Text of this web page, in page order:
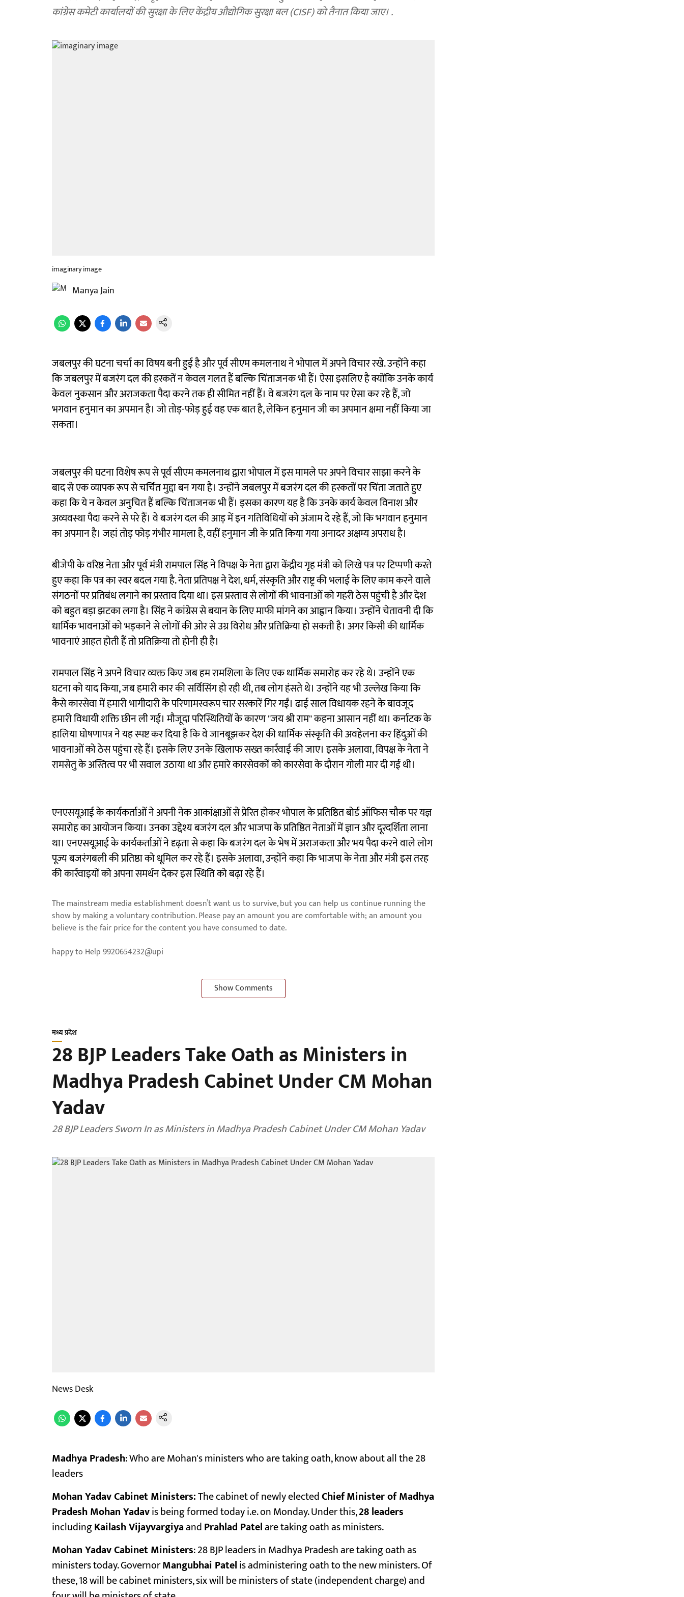
कांग्रेस कमेटी कार्यालयों की सुरक्षा के लिए केंद्रीय औद्योगिक सुरक्षा बल (CISF) को तैनात किया जाए। .
imaginary image
Manya Jain
जबलपुर की घटना चर्चा का विषय बनी हुई है और पूर्व सीएम कमलनाथ ने भोपाल में अपने विचार रखे. उन्होंने कहा
कि जबलपुर में बजरंग दल की हरकतें न केवल गलत हैं बल्कि चिंताजनक भी हैं। ऐसा इसलिए है क्योंकि उनके कार्य
केवल नुकसान और अराजकता पैदा करने तक ही सीमित नहीं हैं। वे बजरंग दल के नाम पर ऐसा कर रहे हैं, जो
भगवान हनुमान का अपमान है। जो तोड़-फोड़ हुई वह एक बात है, लेकिन हनुमान जी का अपमान क्षमा नहीं किया जा
सकता।
जबलपुर की घटना विशेष रूप से पूर्व सीएम कमलनाथ द्वारा भोपाल में इस मामले पर अपने विचार साझा करने के
बाद से एक व्यापक रूप से चर्चित मुद्दा बन गया है। उन्होंने जबलपुर में बजरंग दल की हरकतों पर चिंता जताते हुए
कहा कि ये न केवल अनुचित हैं बल्कि चिंताजनक भी हैं। इसका कारण यह है कि उनके कार्य केवल विनाश और
अव्यवस्था पैदा करने से परे हैं। वे बजरंग दल की आड़ में इन गतिविधियों को अंजाम दे रहे हैं, जो कि भगवान हनुमान
का अपमान है। जहां तोड़ फोड़ गंभीर मामला है, वहीं हनुमान जी के प्रति किया गया अनादर अक्षम्य अपराध है।
बीजेपी के वरिष्ठ नेता और पूर्व मंत्री रामपाल सिंह ने विपक्ष के नेता द्वारा केंद्रीय गृह मंत्री को लिखे पत्र पर टिप्पणी करते
हुए कहा कि पत्र का स्वर बदल गया है. नेता प्रतिपक्ष ने देश, धर्म, संस्कृति और राष्ट्र की भलाई के लिए काम करने वाले
संगठनों पर प्रतिबंध लगाने का प्रस्ताव दिया था। इस प्रस्ताव से लोगों की भावनाओं को गहरी ठेस पहुंची है और देश
को बहुत बड़ा झटका लगा है। सिंह ने कांग्रेस से बयान के लिए माफी मांगने का आह्वान किया। उन्होंने चेतावनी दी कि
धार्मिक भावनाओं को भड़काने से लोगों की ओर से उग्र विरोध और प्रतिक्रिया हो सकती है। अगर किसी की धार्मिक
भावनाएं आहत होती हैं तो प्रतिक्रिया तो होनी ही है।
रामपाल सिंह ने अपने विचार व्यक्त किए जब हम रामशिला के लिए एक धार्मिक समारोह कर रहे थे। उन्होंने एक
घटना को याद किया, जब हमारी कार की सर्विसिंग हो रही थी, तब लोग हंसते थे। उन्होंने यह भी उल्लेख किया कि
कैसे कारसेवा में हमारी भागीदारी के परिणामस्वरूप चार सरकारें गिर गईं। ढाई साल विधायक रहने के बावजूद
हमारी विधायी शक्ति छीन ली गई। मौजूदा परिस्थितियों के कारण "जय श्री राम" कहना आसान नहीं था। कर्नाटक के
हालिया घोषणापत्र ने यह स्पष्ट कर दिया है कि वे जानबूझकर देश की धार्मिक संस्कृति की अवहेलना कर हिंदुओं की
भावनाओं को ठेस पहुंचा रहे हैं। इसके लिए उनके खिलाफ सख्त कार्रवाई की जाए। इसके अलावा, विपक्ष के नेता ने
रामसेतु के अस्तित्व पर भी सवाल उठाया था और हमारे कारसेवकों को कारसेवा के दौरान गोली मार दी गई थी।
एनएसयूआई के कार्यकर्ताओं ने अपनी नेक आकांक्षाओं से प्रेरित होकर भोपाल के प्रतिष्ठित बोर्ड ऑफिस चौक पर यज्ञ
समारोह का आयोजन किया। उनका उद्देश्य बजरंग दल और भाजपा के प्रतिष्ठित नेताओं में ज्ञान और दूरदर्शिता लाना
था। एनएसयूआई के कार्यकर्ताओं ने दृढ़ता से कहा कि बजरंग दल के भेष में अराजकता और भय पैदा करने वाले लोग
पूज्य बजरंगबली की प्रतिष्ठा को धूमिल कर रहे हैं। इसके अलावा, उन्होंने कहा कि भाजपा के नेता और मंत्री इस तरह
की कार्रवाइयों को अपना समर्थन देकर इस स्थिति को बढ़ा रहे हैं।
The mainstream media establishment doesn’t want us to survive, but you can help us continue running the
show by making a voluntary contribution. Please pay an amount you are comfortable with; an amount you
believe is the fair price for the content you have consumed to date.
happy to Help 9920654232@upi
Show Comments
मध्य प्रदेश
28 BJP Leaders Take Oath as Ministers in
Madhya Pradesh Cabinet Under CM Mohan
Yadav
28 BJP Leaders Sworn In as Ministers in Madhya Pradesh Cabinet Under CM Mohan Yadav
News Desk
Madhya Pradesh: Who are Mohan's ministers who are taking oath, know about all the 28
leaders
Mohan Yadav Cabinet Ministers:The cabinet of newly electedChiefMinister of Madhya
Pradesh Mohan Yadavis being formed today i.e. on Monday. Under this,28 leaders
includingKailash VijayvargiyaandPrahlad Patelare taking oath as ministers.
Mohan Yadav Cabinet Ministers: 28 BJP leaders in Madhya Pradesh are taking oath as
ministers today. GovernorMangubhai Patelis administering oath to the new ministers. Of
these, 18 will be cabinet ministers, six will be ministers of state (independent charge) and